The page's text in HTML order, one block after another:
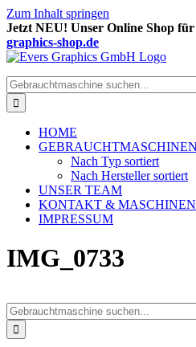
Zum Inhalt springen
Jetzt NEU! Unser Online Shop
graphics-shop.de
HOME
GEBRAUCHTMASCHINEN
Nach Typ sortiert
Nach Hersteller sortiert
UNSER TEAM
KONTAKT &
IMPRESSUM
IMG_0733